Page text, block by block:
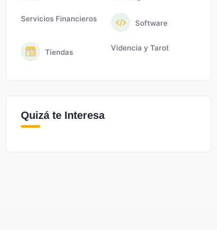
Servicios Financieros Software
Tiendas Videncia y Tarot
Quizá te Interesa